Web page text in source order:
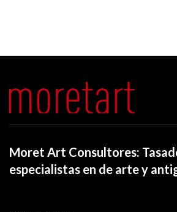
Moret Art Consultores:
especialistas en de arte y